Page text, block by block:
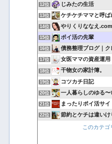
12位 じみたの生活
13位 ケチケチママと呼ば
14位 やりくりななえ.com
15位 ポイ活の先輩
16位 債務整理ブログ｜クレジッ
17位 女医ママの資産運用
18位 干物女の家計簿。
19位 コツカチ日記
20位 一人暮らしのゆる〜
21位 まったりポイ活サイ
22位 節約とケチは違いけ
このカテゴ